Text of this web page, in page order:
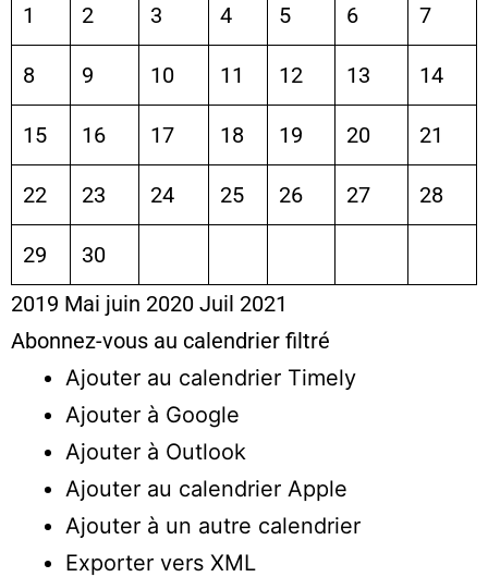
1 2 3 4 5 6 7
8 9 10 11 12 13 14
15 16 17 18 19 20 21
22 23 24 25 26 27 28
29
30
2019 Mai juin 2020 Juil 2021
Abonnez-vous au calendrier filtré
Ajouter au calendrier Timely
Ajouter à Google
Ajouter à Outlook
Ajouter au calendrier Apple
Ajouter à un autre calendrier
Exporter vers XML